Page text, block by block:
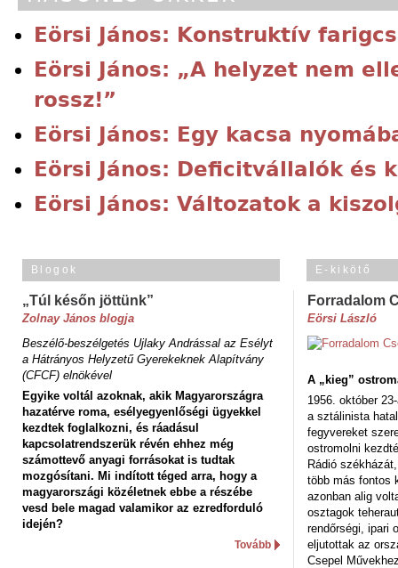
Eörsi János: Konstruktív
Eörsi János: „A helyzet nem
rossz!”
Eörsi János: Egy kacsa
Eörsi János: Deficitvállalók és
Eörsi János: Változatok a
Blogok
„Túl későn jöttünk”
Zolnay János blogja
Beszélő-beszélgetés Ujlaky Andrással az Esélyt
a Hátrányos Helyzetű Gyerekeknek Alapítvány
(CFCF) elnökével
Egyike voltál azoknak, akik Magyarországra
hazatérve roma, esélyegyenlőségi ügyekkel
kezdtek foglalkozni, és ráadásul
kapcsolatrendszerük révén ehhez még
számottevő anyagi forrásokat is tudtak
mozgósítani. Mi indított téged arra, hogy a
magyarországi közéletnek ebbe a részébe
vesd bele magad valamikor az ezredforduló
idején?
Tovább
E-kikötő
Forradalom
Eörsi László
A „kieg”
1956. október
a sztálinista
fegyvereket
ostromolni
Rádió
több más fontos
azonban alig
osztagok
rendőrségi, ipari
eljutottak az
Csepel